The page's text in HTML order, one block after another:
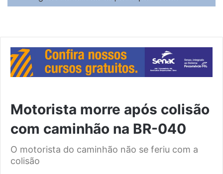
Motorista morre após colisão
com caminhão na BR-040
O motorista do caminhão não se feriu com a
colisão